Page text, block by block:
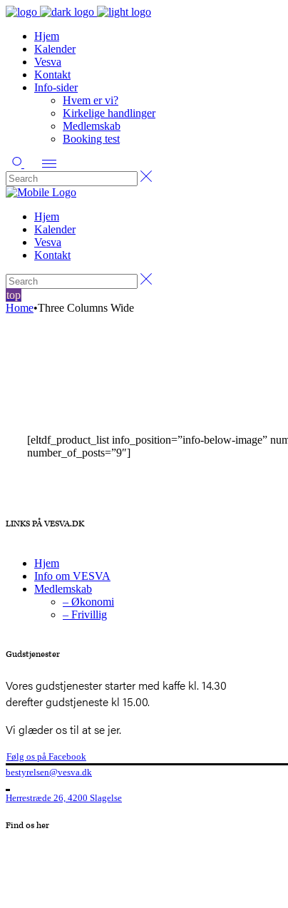
Hjem
Kalender
Vesva
Kontakt
Info-sider
Hvem er vi?
Kirkelige handlinger
Medlemskab
Booking test
Hjem
Kalender
Vesva
Kontakt
top
Home•Three Columns Wide
[eltdf_product_list info_position=”info-below-image”
number_of_posts=”9″]
LINKS PÅ VESVA.DK
Hjem
Info om VESVA
Medlemskab
– Økonomi
– Frivillig
Gudstjenester
Vores gudstjenester starter med kaffe kl. 14.30
derefter gudstjeneste kl 15.00.
Vi glæder os til at se jer.
Følg os på Facebook
bestyrelsen@vesva.dk
Herrestræde 26, 4200 Slagelse
Find os her